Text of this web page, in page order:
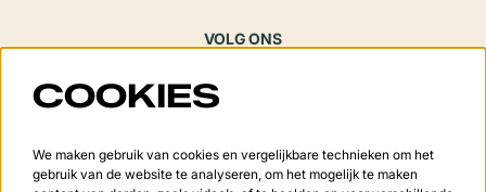
VOLG ONS
Meld je aan voor de nieuwsbrief
COOKIES
We maken gebruik van cookies en vergelijkbare technieken om het
gebruik van de website te analyseren, om het mogelijk te maken